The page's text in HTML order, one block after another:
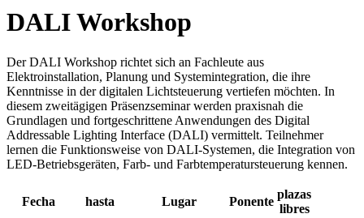
DALI Workshop
Der DALI Workshop richtet sich an Fachleute aus
Elektroinstallation, Planung und Systemintegration, die ihre
Kenntnisse in der digitalen Lichtsteuerung vertiefen möchten. In
diesem zweitägigen Präsenzseminar werden praxisnah die
Grundlagen und fortgeschrittene Anwendungen des Digital
Addressable Lighting Interface (DALI) vermittelt. Teilnehmer
lernen die Funktionsweise von DALI-Systemen, die Integration von
LED-Betriebsgeräten, Farb- und Farbtemperatursteuerung kennen.
Fecha hasta Lugar Ponente
plazas
libres